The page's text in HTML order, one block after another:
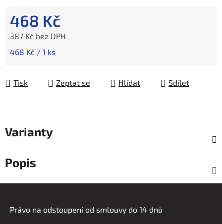
468 Kč
387 Kč bez DPH
Měrná cena:
468 Kč / 1 ks
Tisk Zeptat se Hlídat Sdílet
Varianty
Popis
Právo na odstoupení od smlouvy do 14 dnů